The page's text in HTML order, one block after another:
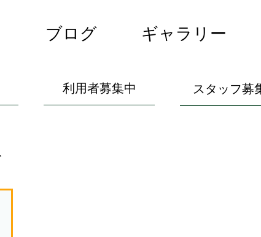
ブログ ギャラリー
利用者募集中 スタッフ募